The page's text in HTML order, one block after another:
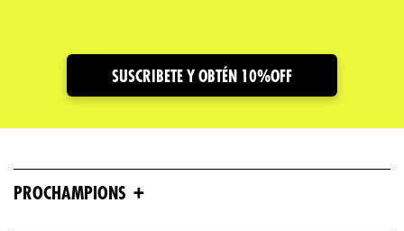
Dirección de emailSUSCRIBETE Y OBTÉN 10%OFF
PROCHAMPIONS +